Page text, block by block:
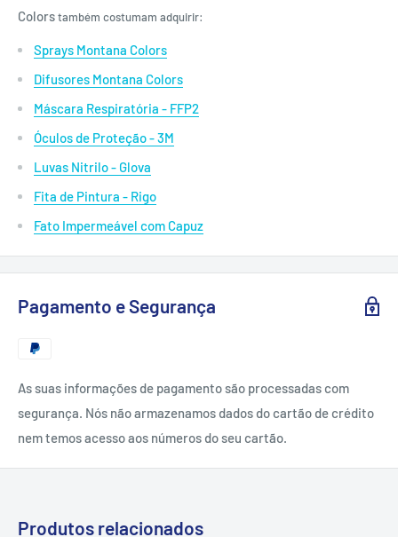
Colorstambém costumam adquirir:
Sprays Montana Colors
Difusores Montana Colors
Máscara Respiratória - FFP2
Óculos de Proteção - 3M
Luvas Nitrilo - Glova
Fita de Pintura - Rigo
Fato Impermeável com Capuz
Pagamento e Segurança
As suas informações de pagamento são processadas com
segurança. Nós não armazenamos dados do cartão de crédito
nem temos acesso aos números do seu cartão.
Produtos relacionados